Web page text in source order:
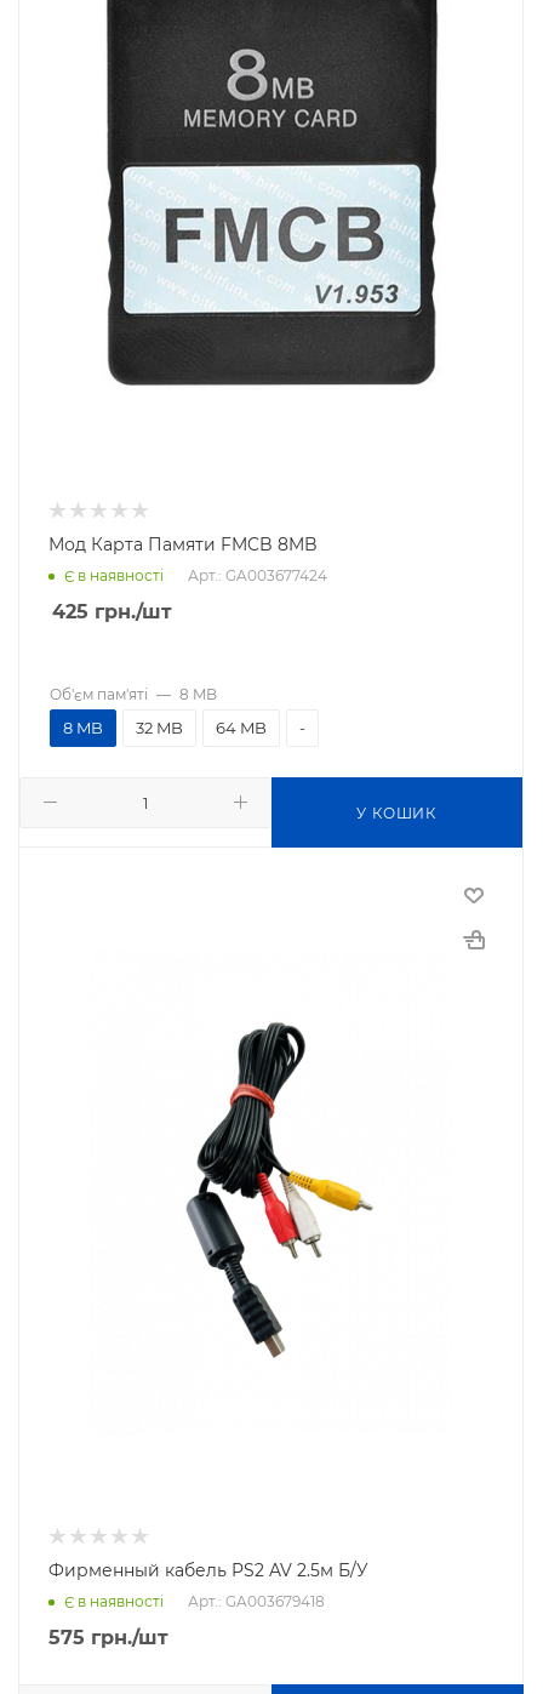
Мод Карта Памяти FMCB 8MB
Є в наявності Арт.: GA003677424
425 грн./шт
У КОШИК
Об'єм пам'яті — 8 MB
8 MB 32 MB 64 MB -
Фирменный кабель PS2 AV 2.5м Б/У
Є в наявності Арт.: GA003679418
575 грн./шт